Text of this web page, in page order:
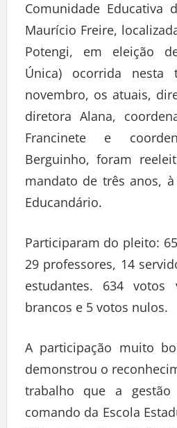
Comunidade Educativa
Maurício Freire,
Potengi, em eleição
Única) ocorrida nesta
novembro, os atuais,
diretora Alana,
Francinete e
Berguinho, foram
mandato de três anos,
Educandário.
Participaram do pleito:
29 professores, 14
estudantes. 634 votos
brancos e 5 votos nulos.
A participação muito
demonstrou o
trabalho que a
comando da Escola